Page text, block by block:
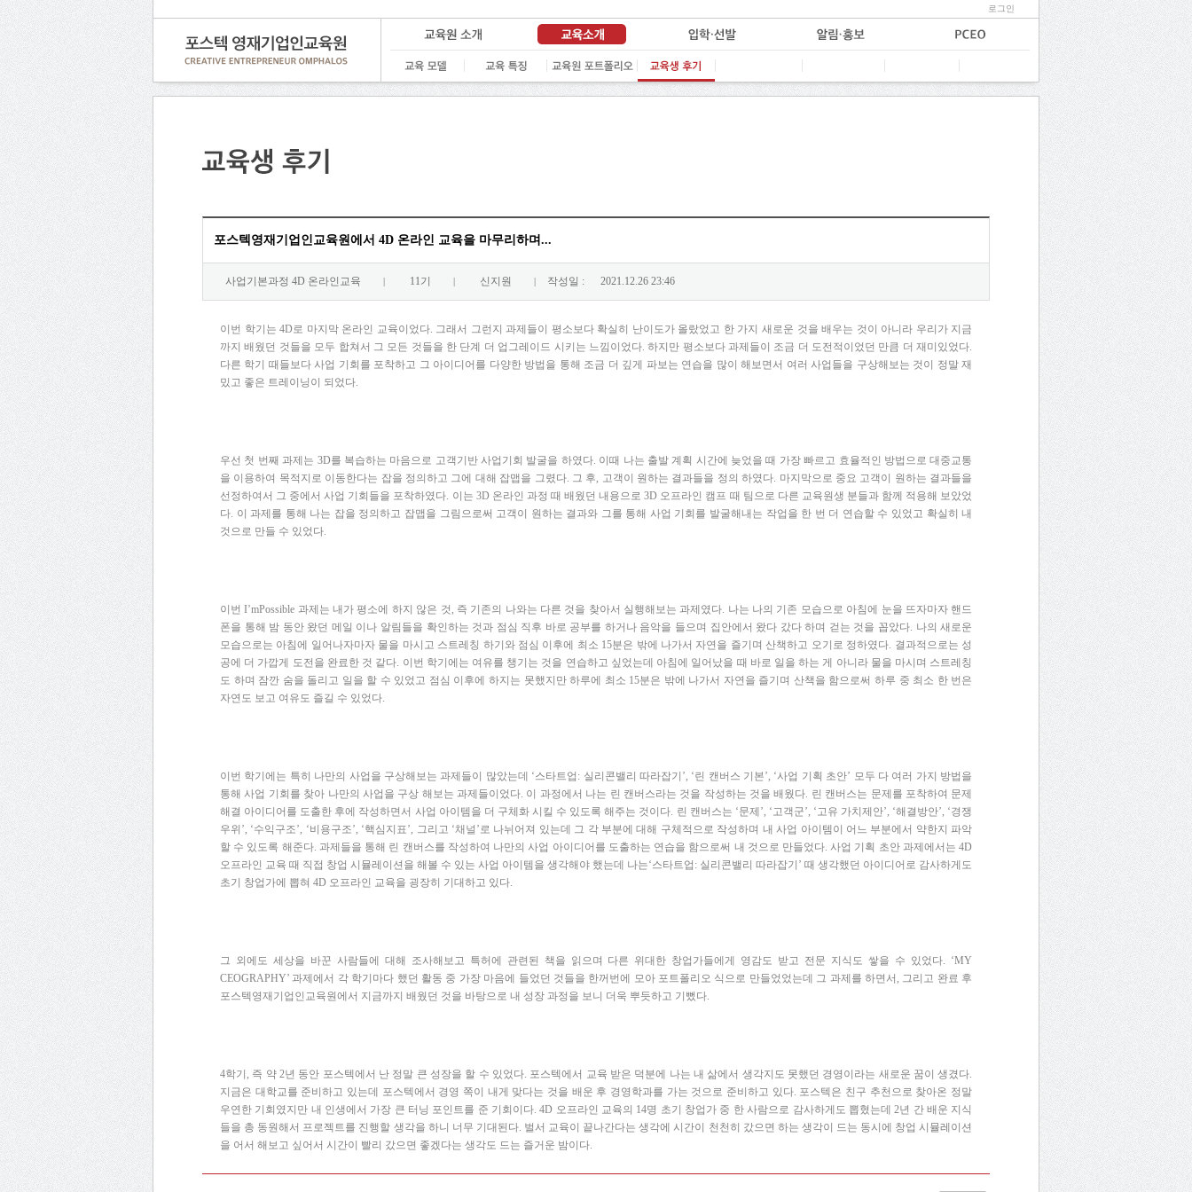
로그인
포스텍영재기업인교육원에서 4D 온라인 교육을 마무리하며...
사업기본과정 4D 온라인교육 11기 신지원 작성일 : 2021.12.26 23:46
이번 학기는 4D로 마지막 온라인 교육이었다. 그래서 그런지 과제들이 평소보다 확실히 난이도가 올랐었고 한 가지 새로운 것을 배우는 것이 아니라 우리가 지금
까지 배웠던 것들을 모두 합쳐서 그 모든 것들을 한 단계 더 업그레이드 시키는 느낌이었다. 하지만 평소보다 과제들이 조금 더 도전적이었던 만큼 더 재미있었다.
다른 학기 때들보다 사업 기회를 포착하고 그 아이디어를 다양한 방법을 통해 조금 더 깊게 파보는 연습을 많이 해보면서 여러 사업들을 구상해보는 것이 정말 재
밌고 좋은 트레이닝이 되었다.
우선 첫 번째 과제는 3D를 복습하는 마음으로 고객기반 사업기회 발굴을 하였다. 이때 나는 출발 계획 시간에 늦었을 때 가장 빠르고 효율적인 방법으로 대중교통
을 이용하여 목적지로 이동한다는 잡을 정의하고 그에 대해 잡맵을 그렸다. 그 후, 고객이 원하는 결과들을 정의 하였다. 마지막으로 중요 고객이 원하는 결과들을
선정하여서 그 중에서 사업 기회들을 포착하였다. 이는 3D 온라인 과정 때 배웠던 내용으로 3D 오프라인 캠프 때 팀으로 다른 교육원생 분들과 함께 적용해 보았었
다. 이 과제를 통해 나는 잡을 정의하고 잡맵을 그림으로써 고객이 원하는 결과와 그를 통해 사업 기회를 발굴해내는 작업을 한 번 더 연습할 수 있었고 확실히 내
것으로 만들 수 있었다.
이번 I’mPossible 과제는 내가 평소에 하지 않은 것, 즉 기존의 나와는 다른 것을 찾아서 실행해보는 과제였다. 나는 나의 기존 모습으로 아침에 눈을 뜨자마자 핸드
폰을 통해 밤 동안 왔던 메일 이나 알림들을 확인하는 것과 점심 직후 바로 공부를 하거나 음악을 들으며 집안에서 왔다 갔다 하며 걷는 것을 꼽았다. 나의 새로운
모습으로는 아침에 일어나자마자 물을 마시고 스트레칭 하기와 점심 이후에 최소 15분은 밖에 나가서 자연을 즐기며 산책하고 오기로 정하였다. 결과적으로는 성
공에 더 가깝게 도전을 완료한 것 같다. 이번 학기에는 여유를 챙기는 것을 연습하고 싶었는데 아침에 일어났을 때 바로 일을 하는 게 아니라 물을 마시며 스트레칭
도 하며 잠깐 숨을 돌리고 일을 할 수 있었고 점심 이후에 하지는 못했지만 하루에 최소 15분은 밖에 나가서 자연을 즐기며 산책을 함으로써 하루 중 최소 한 번은
자연도 보고 여유도 즐길 수 있었다.
이번 학기에는 특히 나만의 사업을 구상해보는 과제들이 많았는데 ‘스타트업 : 실리콘밸리 따라잡기 ’, ‘린 캔버스 기본’, ‘사업 기획 초안’ 모두 다 여러 가지 방법을
통해 사업 기회를 찾아 나만의 사업을 구상 해보는 과제들이었다. 이 과정에서 나는 린 캔버스라는 것을 작성하는 것을 배웠다. 린 캔버스는 문제를 포착하여 문제
해결 아이디어를 도출한 후에 작성하면서 사업 아이템을 더 구체화 시킬 수 있도록 해주는 것이다. 린 캔버스는 ‘문제 ’, ‘고객군’, ‘고유 가치제안’, ‘해결방안’, ‘경쟁
우위 ’, ‘수익구조’, ‘비용구조’, ‘핵심지표’, 그리고 ‘채널 ’로 나뉘어져 있는데 그 각 부분에 대해 구체적으로 작성하며 내 사업 아이템이 어느 부분에서 약한지 파악
할 수 있도록 해준다. 과제들을 통해 린 캔버스를 작성하여 나만의 사업 아이디어를 도출하는 연습을 함으로써 내 것으로 만들었다. 사업 기획 초안 과제에서는 4D
오프라인 교육 때 직접 창업 시뮬레이션을 해볼 수 있는 사업 아이템을 생각해야 했는데 나는‘스타트업 : 실리콘밸리 따라잡기 ’ 때 생각했던 아이디어로 감사하게도
초기
창업가에 뽑혀 4D 오프라인 교육을 굉장히 기대하고 있다.
그 외에도 세상을 바꾼 사람들에 대해 조사해보고 특허에 관련된 책을 읽으며 다른 위대한 창업가들에게 영감도 받고 전문 지식도 쌓을 수 있었다. ‘MY
CEOGRAPHY’ 과제에서 각 학기마다 했던 활동 중 가장 마음에 들었던 것들을 한꺼번에 모아 포트폴리오 식으로 만들었었는데 그 과제를 하면서, 그리고 완료 후
포스텍영재기업인교육원에서 지금까지 배웠던 것을 바탕으로 내 성장 과정을 보니 더욱 뿌듯하고 기뻤다.
4학기 , 즉 약2년 동안 포스텍에서 난 정말 큰 성장을 할 수 있었다. 포스텍에서 교육 받은 덕분에 나는 내 삶에서 생각지도 못했던 경영이라는 새로운 꿈이 생겼다.
지금은 대학교를 준비하고 있는데 포스텍에서 경영 쪽이 내게 맞다는 것을 배운 후 경영학과를 가는 것으로 준비하고 있다. 포스텍은 친구 추천으로 찾아온 정말
우연한 기회였지만 내 인생에서 가장 큰 터닝 포인트를 준 기회이다. 4D 오프라인 교육의 14명 초기 창업가 중 한 사람으로 감사하게도 뽑혔는데 2년 간 배운 지식
들을 총 동원해서 프로젝트를 진행할 생각을 하니 너무 기대된다. 벌서 교육이 끝나간다는 생각에 시간이 천천히 갔으면 하는 생각이 드는 동시에 창업 시뮬레이션
을 어서 해보고 싶어서 시간이 빨리 갔으면 좋겠다는 생각도 드는 즐거운 밤이다.